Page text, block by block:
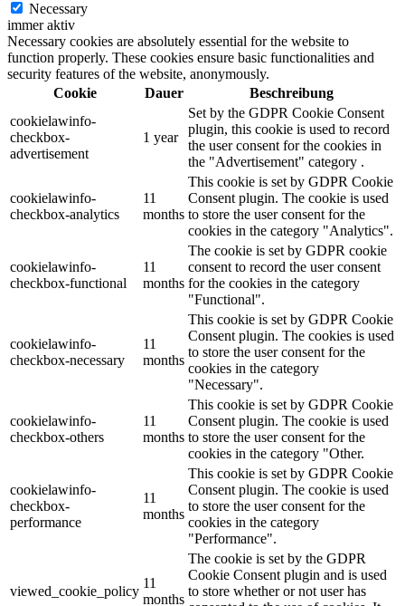
Necessary
immer aktiv
Necessary cookies are absolutely essential for the website to
function properly. These cookies ensure basic functionalities and
security features of the website, anonymously.
Cookie
Dauer
Beschreibung
cookielawinfo-
checkbox-
advertisement
1 year
Set by the GDPR Cookie Consent
plugin, this cookie is used to record
the user consent for the cookies in
the "Advertisement" category .
cookielawinfo-
checkbox-analytics
11
months
This cookie is set by GDPR Cookie
Consent plugin. The cookie is used
to store the user consent for the
cookies in the category "Analytics".
cookielawinfo-
checkbox-functional
11
months
The cookie is set by GDPR cookie
consent to record the user consent
for the cookies in the category
"Functional".
cookielawinfo-
checkbox-necessary
11
months
This cookie is set by GDPR Cookie
Consent plugin. The cookies is used
to store the user consent for the
cookies in the category
"Necessary".
cookielawinfo-
checkbox-others
11
months
This cookie is set by GDPR Cookie
Consent plugin. The cookie is used
to store the user consent for the
cookies in the category "Other.
cookielawinfo-
checkbox-
performance
11
months
This cookie is set by GDPR Cookie
Consent plugin. The cookie is used
to store the user consent for the
cookies in the category
"Performance".
viewed_cookie_policy
11
months
The cookie is set by the GDPR
Cookie Consent plugin and is used
to store whether or not user has